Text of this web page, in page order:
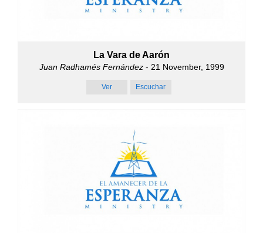
La Vara de Aarón
Juan Radhamés Fernández- 21 November, 1999
Ver Escuchar